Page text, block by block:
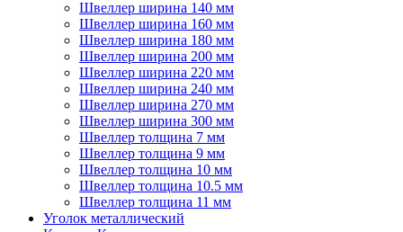
Швеллер ширина 140 мм
Швеллер ширина 160 мм
Швеллер ширина 180 мм
Швеллер ширина 200 мм
Швеллер ширина 220 мм
Швеллер ширина 240 мм
Швеллер ширина 270 мм
Швеллер ширина 300 мм
Швеллер толщина 7 мм
Швеллер толщина 9 мм
Швеллер толщина 10 мм
Швеллер толщина 10.5 мм
Швеллер толщина 11 мм
Уголок металлический